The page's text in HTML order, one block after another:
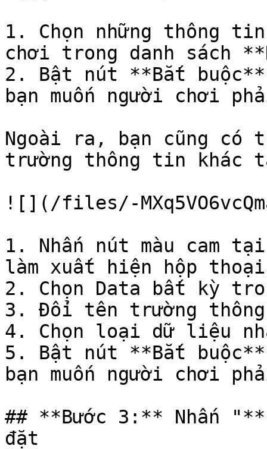
1. Chọn những thông
chơi trong danh sách
2. Bật nút **Bắt
bạn muốn người chơi
Ngoài ra, bạn cũng có
trường thông tin khác
![](/files/-
1. Nhấn nút màu cam
làm xuất hiện hộp
2. Chọn Data bất kỳ
3. Đổi tên trường
4. Chọn loại dữ liệu
5. Bật nút **Bắt
bạn muốn người chơi
## **Bước 3:** Nhấn
đặt